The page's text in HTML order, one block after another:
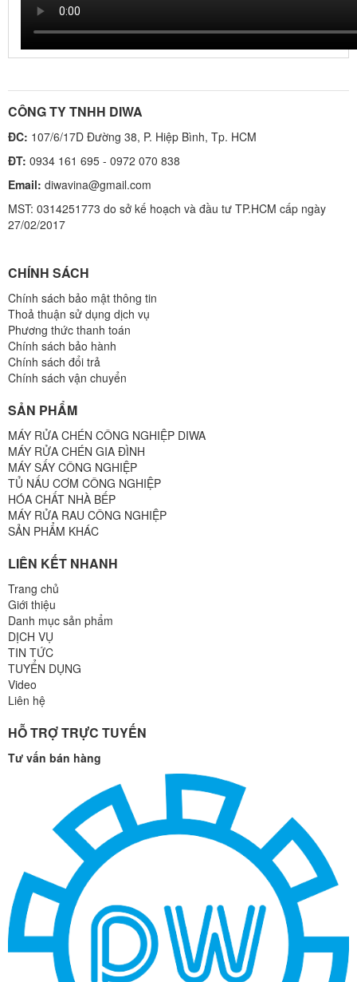
CÔNG TY TNHH DIWA
ĐC: 107/6/17D Đường 38, P. Hiệp Bình, Tp. HCM
ĐT: 0934 161 695 - 0972 070 838
Email: diwavina@gmail.com
MST: 0314251773 do sở kế hoạch và đầu tư TP.HCM cấp ngày
27/02/2017
CHÍNH SÁCH
Chính sách bảo mật thông tin
Thoả thuận sử dụng dịch vụ
Phương thức thanh toán
Chính sách bảo hành
Chính sách đổi trả
Chính sách vận chuyển
SẢN PHẨM
MÁY RỬA CHÉN CÔNG NGHIỆP DIWA
MÁY RỬA CHÉN GIA ĐÌNH
MÁY SẤY CÔNG NGHIỆP
TỦ NẤU CƠM CÔNG NGHIỆP
HÓA CHẤT NHÀ BẾP
MÁY RỬA RAU CÔNG NGHIỆP
SẢN PHẨM KHÁC
LIÊN KẾT NHANH
Trang chủ
Giới thiệu
Danh mục sản phẩm
DỊCH VỤ
TIN TỨC
TUYỂN DỤNG
Video
Liên hệ
HỖ TRỢ TRỰC TUYẾN
Tư vấn bán hàng